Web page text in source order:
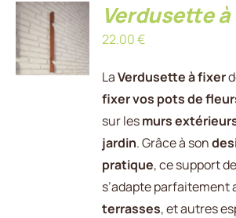
AJOUTER
AU
PANIER
/
DÉTAILS
Verdusette
22.00€
LaVerdusette à fixer
fixer vos pots de
sur lesmurs
jardin. Grâce à son
pratique, ce support
s’adapte parfaitement
terrasses, et autres